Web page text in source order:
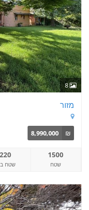
8
מזור
₪
8,990,000
1500
שטח
220
שטח